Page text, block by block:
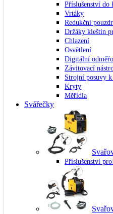
Příslušenství do
Vrtáky
Redukční
Držáky kleštin
Chlazení
Osvětlení
Digitální
Závitovací
Strojní posuvy k
Kryty
Měřidla
Svářečky
Příslušenství